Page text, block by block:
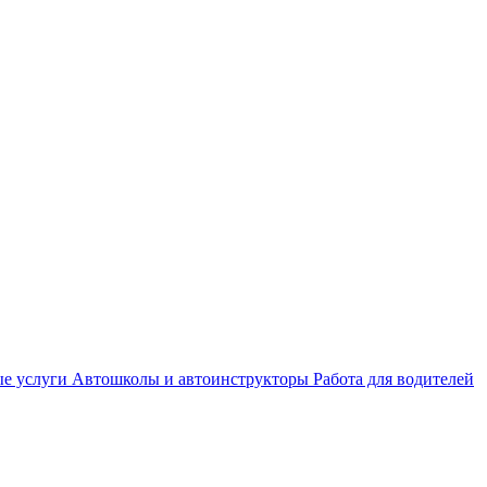
услуги Автошколы и автоинструкторы Работа для водителей